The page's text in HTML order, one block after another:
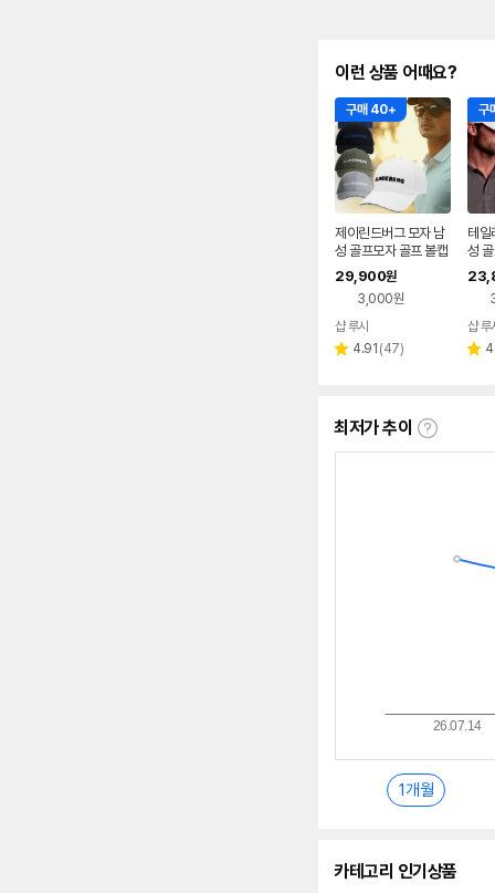
이런 상품 어때요?
구매 40+
제이린드버그 모자 남
성 골프모자 골프 볼캡
챙 LCHENNRIC
29,900원
3,000원
샵 루시
별 4.91 리
(47)
구
테일
성
캡
샵 루
별
최저가 추이
최
1개월
카테고리 인기상품